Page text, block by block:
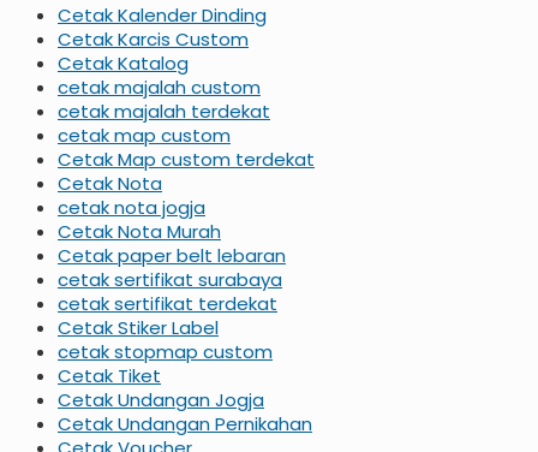
Cetak Kalender Dinding
Cetak Karcis Custom
Cetak Katalog
cetak majalah custom
cetak majalah terdekat
cetak map custom
Cetak Map custom terdekat
Cetak Nota
cetak nota jogja
Cetak Nota Murah
Cetak paper belt lebaran
cetak sertifikat surabaya
cetak sertifikat terdekat
Cetak Stiker Label
cetak stopmap custom
Cetak Tiket
Cetak Undangan Jogja
Cetak Undangan Pernikahan